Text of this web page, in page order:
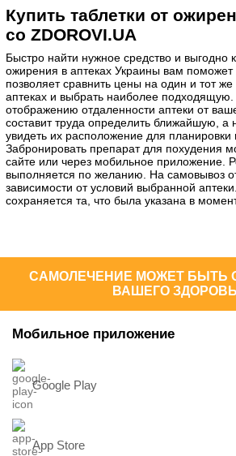
Купить таблетки от
со ZDOROVI.UA
Быстро найти нужное средство и выгодно
ожирения в аптеках Украины вам
позволяет сравнить цены на один и тот
аптеках и выбрать наиболее подходящую.
отображению отдаленности аптеки от
составит труда определить ближайшую, а
увидеть их расположение для планировки
Забронировать препарат для похудения
сайте или через мобильное приложение.
выполняется по желанию. На самовывоз
зависимости от условий выбранной
сохраняется та, что была указана в момент
САМОЛЕЧЕНИЕ МОЖЕТ БЫТЬ
ВАШЕГО
Мобильное приложение
Google Play
App Store